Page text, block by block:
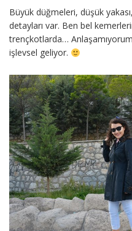
Büyük düğmeleri, düşük
detayları var. Ben bel
trençkotlarda…
işlevsel geliyor.